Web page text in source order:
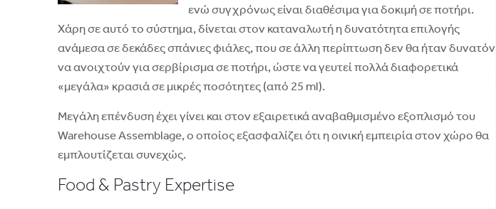
ενώ συγχρόνως είναι διαθέσιμα για δοκιμή σε ποτήρι.
Χάρη σε αυτό το σύστημα, δίνεται στον καταναλωτή η δυνατότητα επιλογής
ανάμεσα σε δεκάδες σπάνιες φιάλες, που σε άλλη περίπτωση δεν θα ήταν δυνατόν
να ανοιχτούν για σερβίρισμα σε ποτήρι, ώστε να γευτεί πολλά διαφορετικά
«μεγάλα» κρασιά σε μικρές ποσότητες (από 25 ml).
Μεγάλη επένδυση έχει γίνει και στον εξαιρετικά αναβαθμισμένο εξοπλισμό του
Warehouse Assemblage, ο οποίος εξασφαλίζει ότι η οινική εμπειρία στον χώρο θα
εμπλουτίζεται συνεχώς.
Food & Pastry Expertise